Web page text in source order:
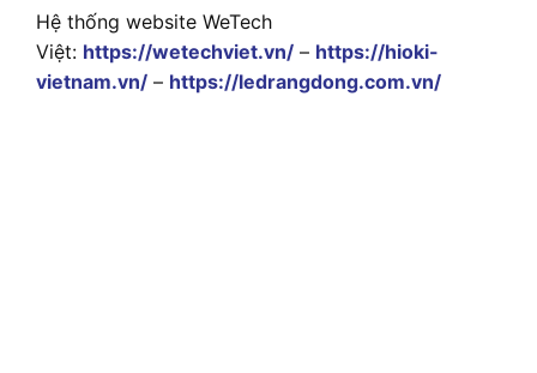
Hệ thống website WeTech
Việt: https://wetechviet.vn/ – https://hioki-
vietnam.vn/ – https://ledrangdong.com.vn/